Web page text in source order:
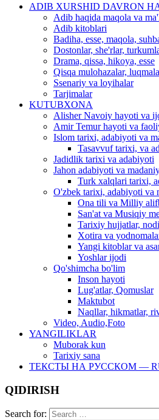
ADIB XURSHID DAVRON
Adib haqida maqola va
Adib kitoblari
Badiha, esse, maqola,
Dostonlar, she'rlar,
Drama, qissa, hikoya, esse
Qisqa mulohazalar,
Ssenariy va loyihalar
Tarjimalar
KUTUBXONA
Alisher Navoiy hayoti va
Amir Temur hayoti va
Islom tarixi, adabiyoti va
Tasavvuf tarixi, va
Jadidlik tarixi va adabiyoti
Jahon adabiyoti va
Turk xalqlari tarixi,
O'zbek tarixi, adabiyoti va
Ona tili va Milliy
San'at va Musiqiy
Tarixiy hujjatlar,
Xotira va
Yangi kitoblar va
Yoshlar ijodi
Qo'shimcha bo'lim
Inson hayoti
Lug'atlar, Qomuslar
Maktubot
Naqllar, hikmatlar,
Video, Audio,Foto
YANGILIKLAR
Muborak kun
Tarixiy sana
ТЕКСТЫ НА РУССКОМ —
QIDIRISH
Search for: